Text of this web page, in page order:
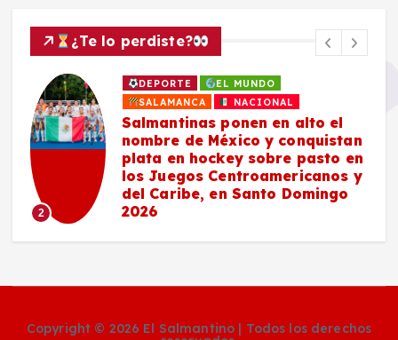
¿Te lo perdiste?
2
DEPORTE
EL MUNDO
SALAMANCA
NACIONAL
Salmantinas ponen en alto el
nombre de México y conquistan
plata en hockey sobre pasto en
los Juegos Centroamericanos y
del Caribe, en Santo Domingo
2026
Copyright © 2026 El Salmantino | Todos los derechos